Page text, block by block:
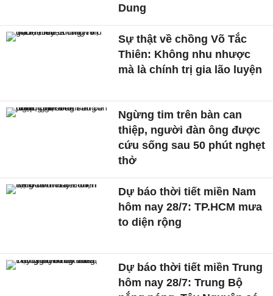
Dung
Sự thật về chồng Võ Tắc
Thiên: Không nhu nhược
mà là chính trị gia lão luyện
Ngừng tim trên bàn can
thiệp, người đàn ông được
cứu sống sau 50 phút nghẹt
thở
Dự báo thời tiết miền Nam
hôm nay 28/7: TP.HCM mưa
to diện rộng
Dự báo thời tiết miền Trung
hôm nay 28/7: Trung Bộ